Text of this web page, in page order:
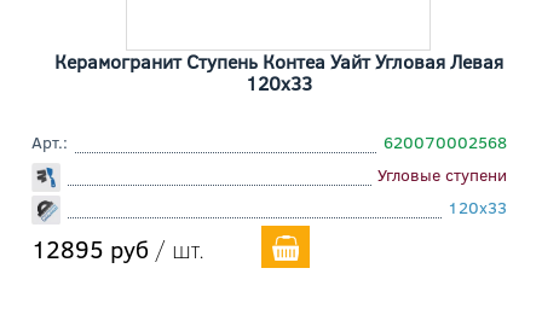
Керамогранит Ступень Контеа Уайт Угловая Левая
120x33
Арт.:
620070002568
Угловые ступени
120x33
12895 руб / шт.